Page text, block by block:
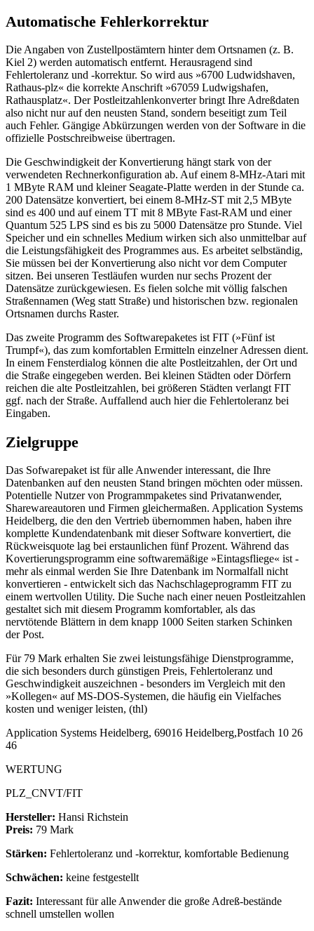
Automatische Fehlerkorrektur
Die Angaben von Zustellpostämtern hinter dem Ortsnamen (z. B.
Kiel 2) werden automatisch entfernt. Herausragend sind
Fehlertoleranz und -korrektur. So wird aus »6700 Ludwidshaven,
Rathaus-plz« die korrekte Anschrift »67059 Ludwigshafen,
Rathausplatz«. Der Postleitzahlenkonverter bringt Ihre Adreßdaten
also nicht nur auf den neusten Stand, sondern beseitigt zum Teil
auch Fehler. Gängige Abkürzungen werden von der Software in die
offizielle Postschreibweise übertragen.
Die Geschwindigkeit der Konvertierung hängt stark von der
verwendeten Rechnerkonfiguration ab. Auf einem 8-MHz-Atari mit
1 MByte RAM und kleiner Seagate-Platte werden in der Stunde ca.
200 Datensätze konvertiert, bei einem 8-MHz-ST mit 2,5 MByte
sind es 400 und auf einem TT mit 8 MByte Fast-RAM und einer
Quantum 525 LPS sind es bis zu 5000 Datensätze pro Stunde. Viel
Speicher und ein schnelles Medium wirken sich also unmittelbar auf
die Leistungsfähigkeit des Programmes aus. Es arbeitet selbständig,
Sie müssen bei der Konvertierung also nicht vor dem Computer
sitzen. Bei unseren Testläufen wurden nur sechs Prozent der
Datensätze zurückgewiesen. Es fielen solche mit völlig falschen
Straßennamen (Weg statt Straße) und historischen bzw. regionalen
Ortsnamen durchs Raster.
Das zweite Programm des Softwarepaketes ist FIT (»Fünf ist
Trumpf«), das zum komfortablen Ermitteln einzelner Adressen dient.
In einem Fensterdialog können die alte Postleitzahlen, der Ort und
die Straße eingegeben werden. Bei kleinen Städten oder Dörfern
reichen die alte Postleitzahlen, bei größeren Städten verlangt FIT
ggf. nach der Straße. Auffallend auch hier die Fehlertoleranz bei
Eingaben.
Zielgruppe
Das Sofwarepaket ist für alle Anwender interessant, die Ihre
Datenbanken auf den neusten Stand bringen möchten oder müssen.
Potentielle Nutzer von Programmpaketes sind Privatanwender,
Sharewareautoren und Firmen gleichermaßen. Application Systems
Heidelberg, die den den Vertrieb übernommen haben, haben ihre
komplette Kundendatenbank mit dieser Software konvertiert, die
Rückweisquote lag bei erstaunlichen fünf Prozent. Während das
Kovertierungsprogramm eine softwaremäßige »Eintagsfliege« ist -
mehr als einmal werden Sie Ihre Datenbank im Normalfall nicht
konvertieren - entwickelt sich das Nachschlageprogramm FIT zu
einem wertvollen Utility. Die Suche nach einer neuen Postleitzahlen
gestaltet sich mit diesem Programm komfortabler, als das
nervtötende Blättern in dem knapp 1000 Seiten starken Schinken
der Post.
Für 79 Mark erhalten Sie zwei leistungsfähige Dienstprogramme,
die sich besonders durch günstigen Preis, Fehlertoleranz und
Geschwindigkeit auszeichnen - besonders im Vergleich mit den
»Kollegen« auf MS-DOS-Systemen, die häufig ein Vielfaches
kosten und weniger leisten, (thl)
Application Systems Heidelberg, 69016 Heidelberg,Postfach 10 26
46
WERTUNG
PLZ_CNVT/FIT
Hersteller: Hansi Richstein
Preis: 79 Mark
Stärken: Fehlertoleranz und -korrektur, komfortable Bedienung
Schwächen: keine festgestellt
Fazit: Interessant für alle Anwender die große Adreß-bestände
schnell umstellen wollen